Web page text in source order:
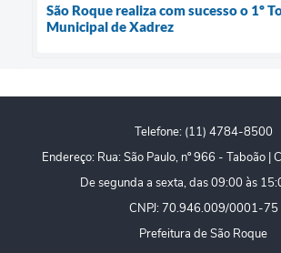
São Roque realiza com sucesso o 1º
Municipal de Xadrez
Telefone: (11) 4784-8500
Endereço: Rua: São Paulo, nº 966 - Taboão |
De segunda a sexta, das 09:00 às
CNPJ: 70.946.009/0001-75
Prefeitura de São Roque